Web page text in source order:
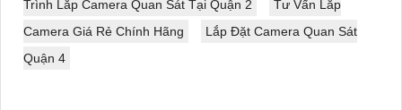
Trình Lắp Camera Quan Sát Tại Quận 2
Tư Vấn Lắp
Camera Giá Rẻ Chính Hãng
Lắp Đặt Camera Quan Sát
Quận 4